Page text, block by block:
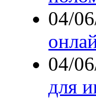
04/
04/
для